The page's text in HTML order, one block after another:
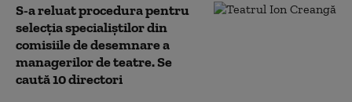
S-a reluat procedura pentru
selecţia specialiştilor din
comisiile de desemnare a
managerilor de teatre. Se
caută 10 directori